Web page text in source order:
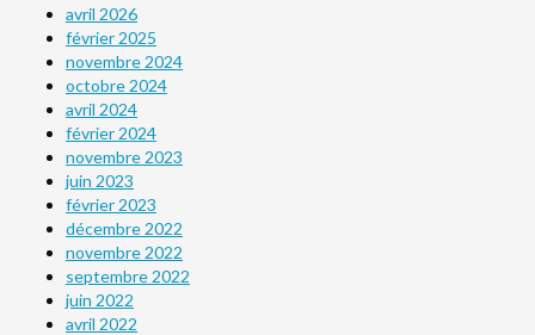
avril 2026
février 2025
novembre 2024
octobre 2024
avril 2024
février 2024
novembre 2023
juin 2023
février 2023
décembre 2022
novembre 2022
septembre 2022
juin 2022
avril 2022